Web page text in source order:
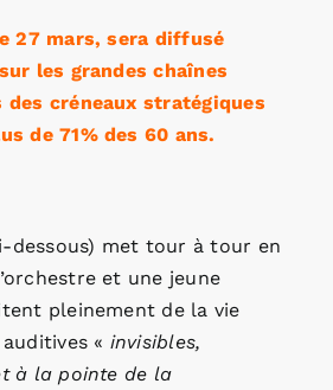
27 mars, sera diffusé
les grandes chaînes
des créneaux stratégiques
de 71% des 60 ans.
dessous) met tour à tour en
et une jeune
pleinement de la vie
« invisibles,
à la pointe de la